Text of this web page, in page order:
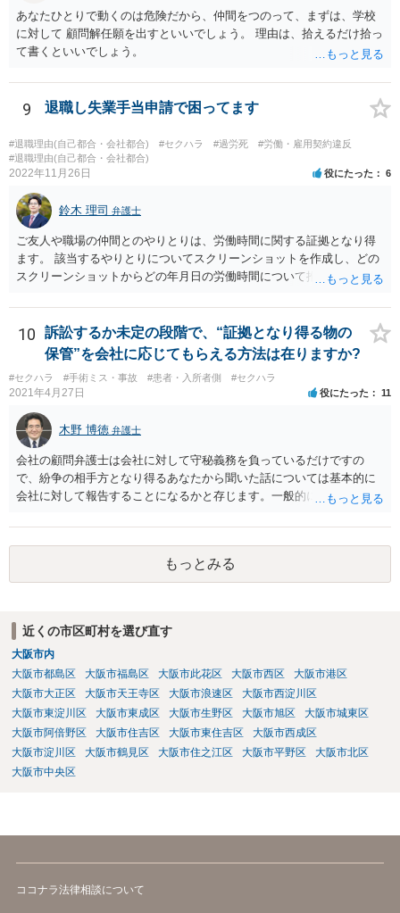
あなたひとりで動くのは危険だから、仲間をつのって、まずは、学校
に対して 顧問解任願を出すといいでしょう。 理由は、拾えるだけ拾っ
て書くといいでしょう。
9 退職し失業手当申請で困ってます
#退職理由(自己都合・会社都合) #セクハラ #過労死
#労働・雇用契約違反
#退職理由(自己都合・会社都合)
2022年11月26日 役にたった 6
鈴木 理司 弁護士
ご友人や職場の仲間とのやりとりは、労働時間に関する証拠となり得
ます。 該当するやりとりについてスクリーンショットを作成し、どの
スクリーンショットからどの年月日の労働時間について推定できるか
10
訴訟するか未定の段階で、“証拠となり得る物の
保管”を会社に応じてもらえる方法は在りますか?
#セクハラ #手術ミス・事故 #患者・入所者側 #セクハラ
2021年4月27日 役にたった 11
木野 博徳 弁護士
会社の顧問弁護士は会社に対して守秘義務を負っているだけですの
で、紛争の相手方となり得るあなたから聞いた話については基本的に
会社に対して報告することになるかと存じます。一般的に弁護士かぎ
ってはあるかもしれませんが、相手方に誤解を与える可能性があり、
利益相反の問題が生じうるのでそういった要請は拒絶する場合が大半
でしょうし、とりわけ今回の状況において弁護士かぎりの話にしてほ
しいという要望を受け容れる弁護士はほとんどいないと思います。 会
に相談した上で、事案の見通し等を示してもらい、訴訟するかどうか
を早急に決断された方が良いかと存じます。訴訟提起を選択される場
合は、通常、会社が隠蔽のため過去の記録を廃棄すること等を防ぐた
め、弁護士と相談の上、訴え提起前の証拠保全の要否等を検討するこ
とになります。 いずれにせよ、あなたの動きを悟られた場合、少なく
とも一般論としては会社が隠蔽工作を行う可能性があるため、慎重な
対応が必要になってくるかと存じます。
もっとみる
近くの市区町村を選び直す
大阪市内
大阪市都島区
大阪市福島区 大阪市此花区 大阪市西区
大阪市港区
大阪市大正区
大阪市天王寺区 大阪市浪速区
大阪市西淀川区
大阪市東淀川区
大阪市東成区 大阪市生野区 大阪市旭区
大阪市城東区
大阪市阿倍野区
大阪市住吉区 大阪市東住吉区
大阪市西成区
大阪市淀川区
大阪市鶴見区 大阪市住之江区 大阪市平野区
大阪市北区
大阪市中央区
ココナラ法律相談について